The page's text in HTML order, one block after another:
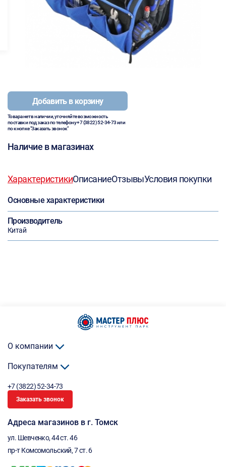
Добавить в корзину
Товара нет в наличии, уточняйте возможность
поставки под заказ по телефону+7 (3822) 52-34-73или
по кнопке "Заказать звонок"
Наличие в магазинах
ХарактеристикиОписаниеОтзывыУсловия покупки
Основные характеристики
Производитель
Китай
О компании
Покупателям
+7 (3822) 52-34-73
Заказать звонок
Адреса магазинов в г. Томск
ул. Шевченко, 44 ст. 46
пр-т Комсомольский, 7 ст. 6